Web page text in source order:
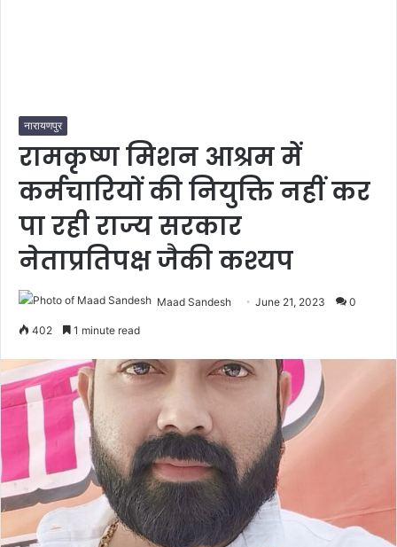
नारायणपुर
रामकृष्ण मिशन आश्रम में
कर्मचारियों की नियुक्ति नहीं कर
पा रही राज्य सरकार
नेताप्रतिपक्ष जैकी कश्यप
Maad Sandesh June 21, 2023 0
402 1 minute read